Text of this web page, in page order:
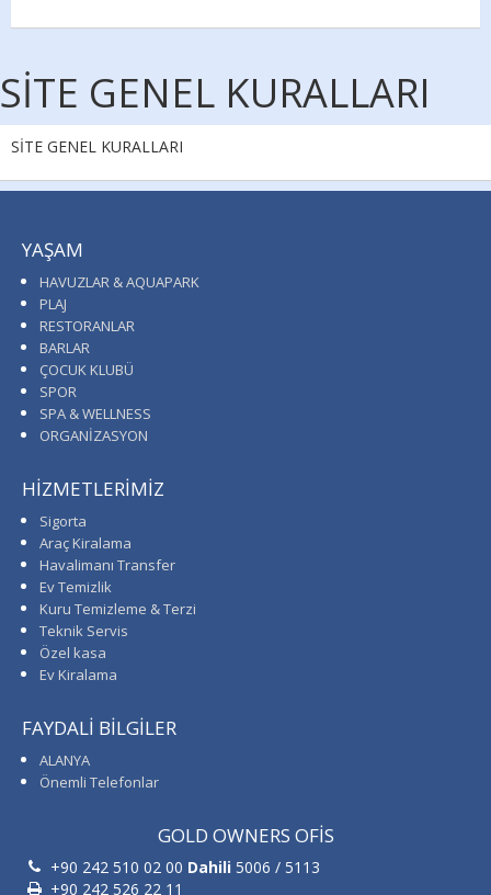
SİTE GENEL KURALLARI
SİTE GENEL KURALLARI
YAŞAM
HAVUZLAR & AQUAPARK
PLAJ
RESTORANLAR
BARLAR
ÇOCUK KLUBÜ
SPOR
SPA & WELLNESS
ORGANİZASYON
HİZMETLERİMİZ
Sigorta
Araç Kiralama
Havalimanı Transfer
Ev Temizlik
Kuru Temizleme & Terzi
Teknik Servis
Özel kasa
Ev Kiralama
FAYDALİ BİLGİLER
ALANYA
Önemli Telefonlar
GOLD OWNERS OFİS
+90 242 510 02 00 Dahili 5006 / 5113
+90 242 526 22 11